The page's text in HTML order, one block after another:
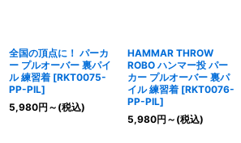
全国の頂点に！ パーカ
ー プルオーバー 裏パイ
ル 練習着 [RKT0075-
PP-PIL]
5,980円 ～ (税込)
HAMMAR THROW
ROBO ハンマー投 パー
カー プルオーバー 裏パ
イル 練習着 [RKT0076-
PP-PIL]
5,980円 ～ (税込)